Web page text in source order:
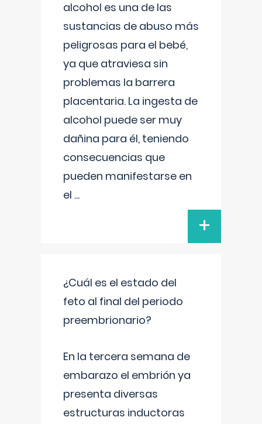
alcohol es una de las
sustancias de abuso más
peligrosas para el bebé,
ya que atraviesa sin
problemas la barrera
placentaria. La ingesta de
alcohol puede ser muy
dañina para él, teniendo
consecuencias que
pueden manifestarse en
el ...
+
¿Cuál es el estado del
feto al final del periodo
preembrionario?
En la tercera semana de
embarazo el embrión ya
presenta diversas
estructuras inductoras